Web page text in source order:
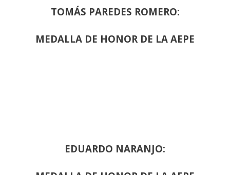
TOMÁS PAREDES ROMERO:
MEDALLA DE HONOR DE LA AEPE
EDUARDO NARANJO: